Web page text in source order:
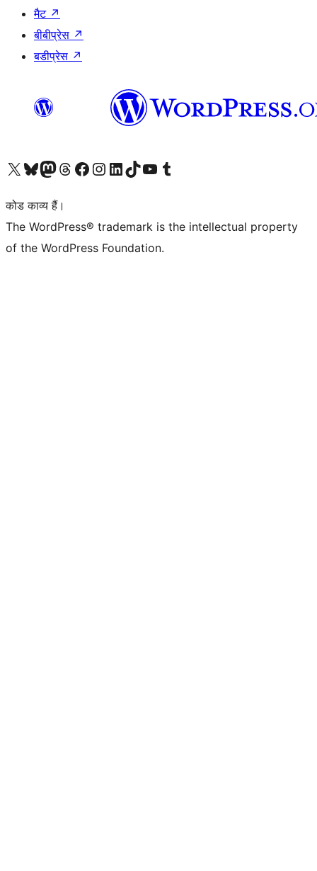
मैट ↗
बीबीप्रेस ↗
बडीप्रेस ↗
Visit our X (formerly Twitter) account
हमारे बलुस्की खाते पर जाएँVisit our Mastodon account
हमारे थ्रेड्स अकाउंट पर जाएंहमारे फेसबुक पेज पर जाएँहमारे इंस्टाग्राम अकाउंट पर जाएंहमारे लिंक्डइन खाते पर जाएँहमारे टिकटॉक खाते पर जाएँहमारे यूट्यूब चैनल पर जाएंहमारे Tumblr खाते पर जाएँ
कोड काव्य हैं।
The WordPress® trademark is the intellectual property
of the WordPress Foundation.